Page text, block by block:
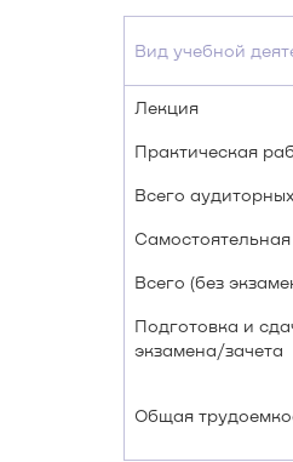
Вид учебной
Лекция
Практическая
Всего
Всего (без
Подготовка и
экзамена/зачета
Общая